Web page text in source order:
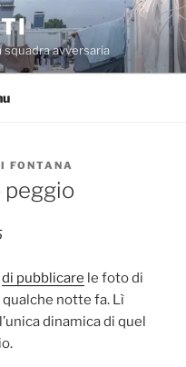
avversaria
FONTANA
peggio
di pubblicare le foto di
notte fa. Lì
dinamica di quel